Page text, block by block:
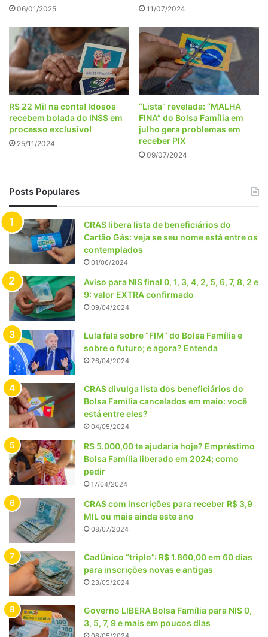
06/01/2025 11/07/2024
R$ 22 Mil na conta! Idosos
recebem bolada do INSS em
processo exclusivo!
25/11/2024
“Lista” revelada: “MALHA
FINA” do Bolsa Família em
julho gera problemas em
receber PIX
09/07/2024
Posts Populares
CRAS libera lista de beneficiários do
Cartão Gás: veja se seu nome está entre os
contemplados
01/06/2024
Aviso para NIS final 0, 1, 3, 4, 2, 5, 6, 7, 8, 2 e
9: valor EXTRA confirmado
09/04/2024
Lula fala sobre “FIM” do Bolsa Família e
sobre o futuro; e agora? Entenda
26/04/2024
CRAS divulga lista dos beneficiários do
Bolsa Família cancelados em maio: você
está entre eles?
04/05/2024
R$ 5.000,00 te ajudaria hoje? Empréstimo
Bolsa Família liberado em 2024; como
pedir
17/04/2024
CRAS com inscrições para receber R$ 3,9
MIL ou mais ainda este ano
08/07/2024
CadÚnico “triplo”: R$ 1.860,00 em 60 dias
para inscrições novas e antigas
23/05/2024
Governo LIBERA Bolsa Família para NIS 0,
3, 5, 7, 9 e mais em poucos dias